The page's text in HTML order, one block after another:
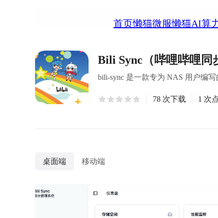
首页懒猫微服懒猫AI算
Bili Sync（哔哩哔哩同
bili-sync 是一款专为 NAS 用户编
78 次下载 1 次
桌面端 移动端